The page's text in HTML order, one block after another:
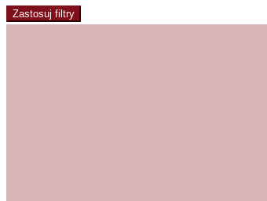
Zastosuj filtry